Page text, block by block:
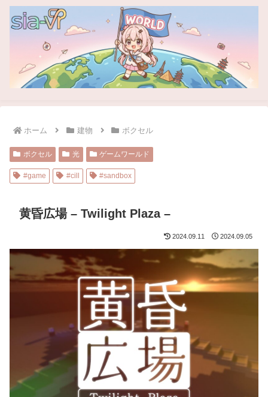
ホーム 建物 ボクセル
ボクセル 光 ゲームワールド
#game #cill #sandbox
黄昏広場 – Twilight Plaza –
2024.09.11 2024.09.05